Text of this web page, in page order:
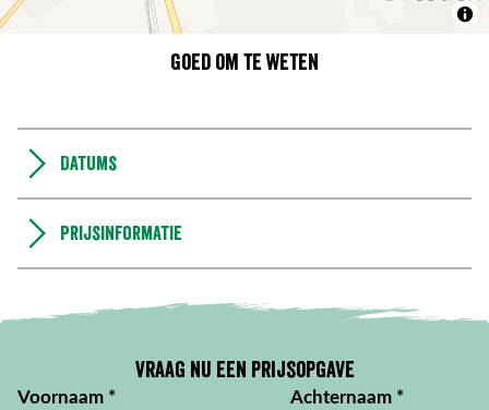
Goed om te weten
Datums
Prijsinformatie
Vraag nu een prijsopgave
Voornaam * Achternaam *